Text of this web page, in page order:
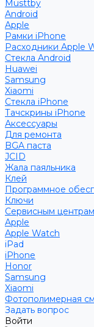
Musttby
Android
Apple
Рамки iPhone
Расходники Apple
Стекла Android
Huawei
Samsung
Xiaomi
Стекла iPhone
Тачскрины iPhone
Аксессуары
Для ремонта
BGA паста
JCID
Жала паяльника
Клей
Программное
Ключи
Сервисным центрам
Apple
Apple Watch
iPad
iPhone
Honor
Samsung
Xiaomi
Фотополимерная
Задать вопрос
Войти